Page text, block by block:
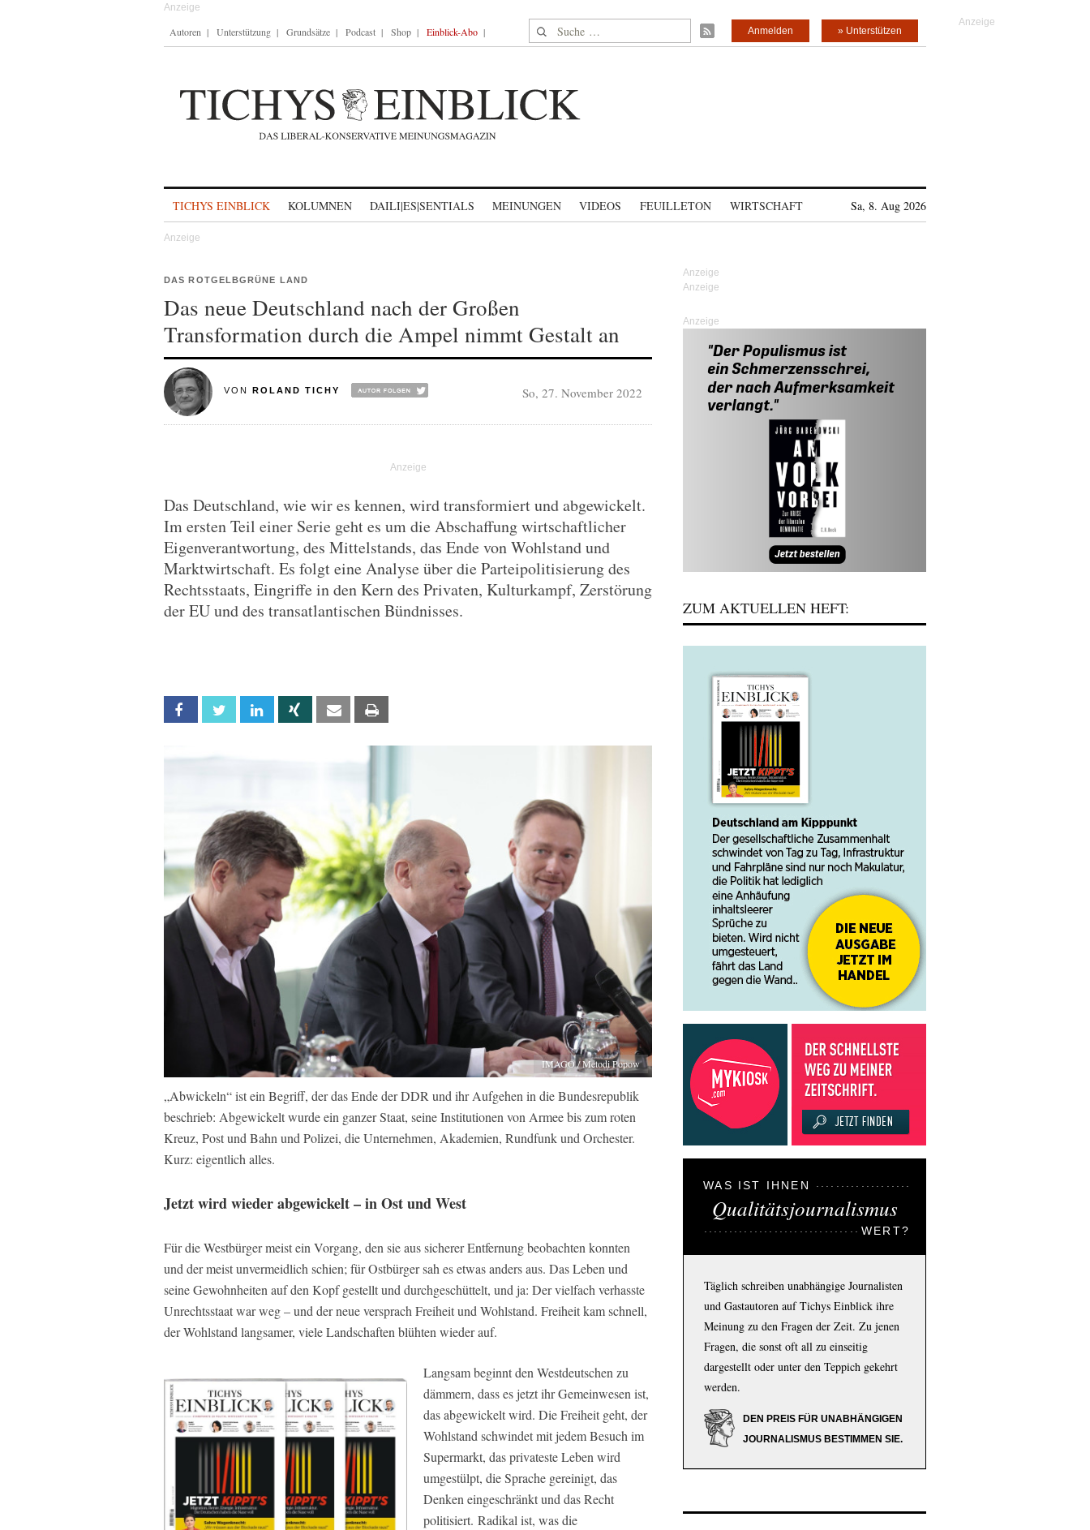
Autoren Unterstützung Grundsätze Podcast Shop Einblick-Abo Suche nach: » Unterstützen
Anmelden
TICHYS EINBLICK KOLUMNEN DAILI|ES|SENTIALS MEINUNGEN VIDEOS FEUILLETON WIRTSCHAFT Sa, 8. Aug 2026
DAS ROTGELBGRÜNE LAND
Das neue Deutschland nach der Großen
Transformation durch die Ampel nimmt Gestalt an
VON ROLAND TICHY So, 27. November 2022
Das Deutschland, wie wir es kennen, wird transformiert und abgewickelt.
Im ersten Teil einer Serie geht es um die Abschaffung wirtschaftlicher
Eigenverantwortung, des Mittelstands, das Ende von Wohlstand und
Marktwirtschaft. Es folgt eine Analyse über die Parteipolitisierung des
Rechtsstaats, Eingriffe in den Kern des Privaten, Kulturkampf, Zerstörung
der EU und des transatlantischen Bündnisses.
Facebook Twitter Linkedin Xing Email
IMAGO / Metodi Popow
„Abwickeln“ ist ein Begriff, der das Ende der DDR und ihr Aufgehen in die Bundesrepublik
beschrieb: Abgewickelt wurde ein ganzer Staat, seine Institutionen von Armee bis zum roten
Kreuz, Post und Bahn und Polizei, die Unternehmen, Akademien, Rundfunk und Orchester.
Kurz: eigentlich alles.
Jetzt wird wieder abgewickelt – in Ost und West
Für die Westbürger meist ein Vorgang, den sie aus sicherer Entfernung beobachten konnten
und der meist unvermeidlich schien; für Ostbürger sah es etwas anders aus. Das Leben und
seine Gewohnheiten auf den Kopf gestellt und durchgeschüttelt, und ja: Der vielfach verhasste
Unrechtsstaat war weg – und der neue versprach Freiheit und Wohlstand. Freiheit kam schnell,
der Wohlstand langsamer, viele Landschaften blühten wieder auf.
Langsam beginnt den Westdeutschen zu
dämmern, dass es jetzt ihr Gemeinwesen ist,
das abgewickelt wird. Die Freiheit geht, der
Wohlstand schwindet mit jedem Besuch im
Supermarkt, das privateste Leben wird
umgestülpt, die Sprache gereinigt, das
Denken eingeschränkt und das Recht
politisiert. Radikal ist, was die
Anzeige
ZUM AKTUELLEN HEFT:
WAS IST IHNEN
Qualitätsjournalismus
WERT?
Täglich schreiben unabhängige Journalisten
und Gastautoren auf Tichys Einblick ihre
Meinung zu den Fragen der Zeit. Zu jenen
Fragen, die sonst oft all zu einseitig
dargestellt oder unter den Teppich gekehrt
werden.
DEN PREIS FÜR UNABHÄNGIGEN
JOURNALISMUS BESTIMMEN SIE.